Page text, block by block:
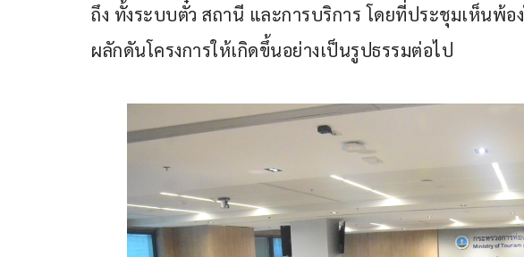
ถึง ทั้งระบบตั๋ว สถานี และการบริการ โดยที่ประชุมเห็นพ้อ
ผลักดันโครงการให้เกิดขึ้นอย่างเป็นรูปธรรมต่อไป